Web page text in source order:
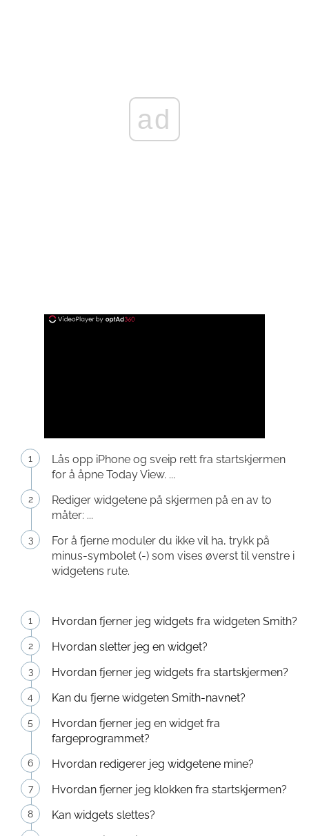
ad
Lås opp iPhone og sveip rett fra startskjermen
for å åpne Today View. ...
Rediger widgetene på skjermen på en av to
måter: ...
For å fjerne moduler du ikke vil ha, trykk på
minus-symbolet (-) som vises øverst til venstre i
widgetens rute.
Hvordan fjerner jeg widgets fra widgeten Smith?
Hvordan sletter jeg en widget?
Hvordan fjerner jeg widgets fra startskjermen?
Kan du fjerne widgeten Smith-navnet?
Hvordan fjerner jeg en widget fra
fargeprogrammet?
Hvordan redigerer jeg widgetene mine?
Hvordan fjerner jeg klokken fra startskjermen?
Kan widgets slettes?